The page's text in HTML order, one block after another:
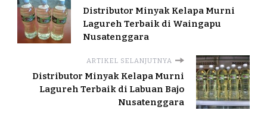
Distributor Minyak Kelapa Murni
Lagureh Terbaik di Waingapu
Nusatenggara
ARTIKEL SELANJUTNYA
Distributor Minyak Kelapa Murni
Lagureh Terbaik di Labuan Bajo
Nusatenggara